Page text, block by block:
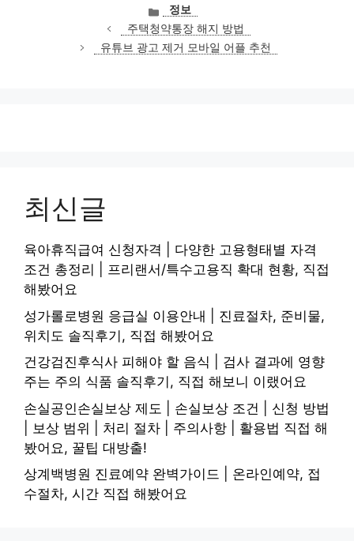
카
테
고
리
정보
주택청약통장 해지 방법
유튜브 광고 제거 모바일 어플 추천
최신글
육아휴직급여 신청자격 | 다양한 고용형태별 자격
조건 총정리 | 프리랜서/특수고용직 확대 현황, 직접
해봤어요
성가롤로병원 응급실 이용안내 | 진료절차, 준비물,
위치도 솔직후기, 직접 해봤어요
건강검진후식사 피해야 할 음식 | 검사 결과에 영향
주는 주의 식품 솔직후기, 직접 해보니 이랬어요
손실공인손실보상 제도 | 손실보상 조건 | 신청 방법
| 보상 범위 | 처리 절차 | 주의사항 | 활용법 직접 해
봤어요, 꿀팁 대방출!
상계백병원 진료예약 완벽가이드 | 온라인예약, 접
수절차, 시간 직접 해봤어요